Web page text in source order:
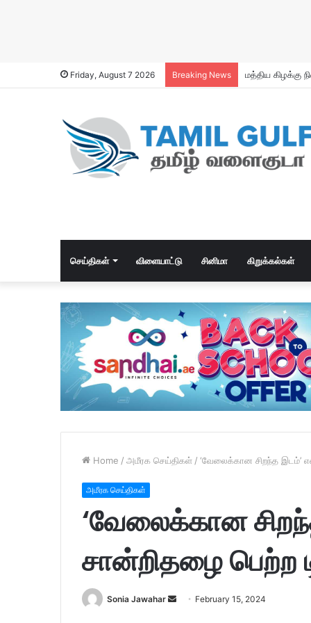
Friday, August 7 2026 Breaking News
செய்திகள் விளையாட்டு சினிமா கிறுக்கல்கள்
Home / அமீரக செய்திகள் / ‘வேலைக்கான சிறந்த இடம்’
அமீரக செய்திகள்
‘வேலைக்கான
சான்றிதழை பெற்ற
Sonia Jawahar February 15, 2024